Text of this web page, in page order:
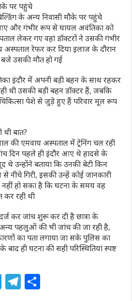
पर पहुंचे
के अन्य निवासी मौके पर पहुंचे
और गंभीर रूप से घायल अवंतिका को
लेकर गए वहां डॉक्टरों ने उसकी गंभीर
अस्पताल रेफर कर दिया इलाज के दौरान
उसकी मौत हो गई
इंदौर में अपनी बड़ी बहन के साथ रहकर
थी उसकी बड़ी बहन डॉक्टर हैं, जबकि
चिकित्सा पेशे से जुड़े हुए हैं परिवार मूल रूप
बात?
की एमवाय अस्पताल में ट्रेनिंग चल रही
दिन पहले ही इंदौर आए थे हादसे के
उन्होंने बताया कि उनकी बेटी किन
से नीचे गिरी, इसकी उन्हें कोई जानकारी
नहीं हो सका है कि घटना के समय वह
कर रही थी
कर जांच शुरू कर दी है छात्रा के
पहलुओं की भी जांच की जा रही है,
का पता लगाया जा सके पुलिस का
ही घटना की सही परिस्थितियां स्पष्ट
T T